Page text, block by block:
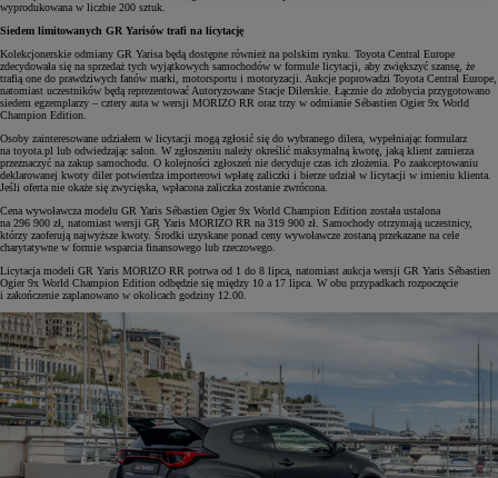
wyprodukowana w liczbie 200 sztuk.
Siedem limitowanych GR Yarisów trafi na licytację
Kolekcjonerskie odmiany GR Yarisa będą dostępne również na polskim rynku. Toyota Central Europe
zdecydowała się na sprzedaż tych wyjątkowych samochodów w formule licytacji, aby zwiększyć szansę, że
trafią one do prawdziwych fanów marki, motorsportu i motoryzacji. Aukcje poprowadzi Toyota Central Europe,
natomiast uczestników będą reprezentować Autoryzowane Stacje Dilerskie. Łącznie do zdobycia przygotowano
siedem egzemplarzy – cztery auta w wersji MORIZO RR oraz trzy w odmianie Sébastien Ogier 9x World
Champion Edition.
Osoby zainteresowane udziałem w licytacji mogą zgłosić się do wybranego dilera, wypełniając formularz
na toyota.pl lub odwiedzając salon. W zgłoszeniu należy określić maksymalną kwotę, jaką klient zamierza
przeznaczyć na zakup samochodu. O kolejności zgłoszeń nie decyduje czas ich złożenia. Po zaakceptowaniu
deklarowanej kwoty diler potwierdza importerowi wpłatę zaliczki i bierze udział w licytacji w imieniu klienta.
Jeśli oferta nie okaże się zwycięska, wpłacona zaliczka zostanie zwrócona.
Cena wywoławcza modelu GR Yaris Sébastien Ogier 9x World Champion Edition została ustalona
na 296 900 zł, natomiast wersji GR Yaris MORIZO RR na 319 900 zł. Samochody otrzymają uczestnicy,
którzy zaoferują najwyższe kwoty. Środki uzyskane ponad ceny wywoławcze zostaną przekazane na cele
charytatywne w formie wsparcia finansowego lub rzeczowego.
Licytacja modeli GR Yaris MORIZO RR potrwa od 1 do 8 lipca, natomiast aukcja wersji GR Yaris Sébastien
Ogier 9x World Champion Edition odbędzie się między 10 a 17 lipca. W obu przypadkach rozpoczęcie
i zakończenie zaplanowano w okolicach godziny 12.00.